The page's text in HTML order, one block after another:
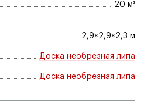
20 м³
2,9×2,9×2,3 м
Доска необрезная липа
Доска необрезная липа